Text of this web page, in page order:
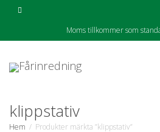
Moms tillkommer som
klippstativ
Hem
Produkter märkta ”klippstativ”